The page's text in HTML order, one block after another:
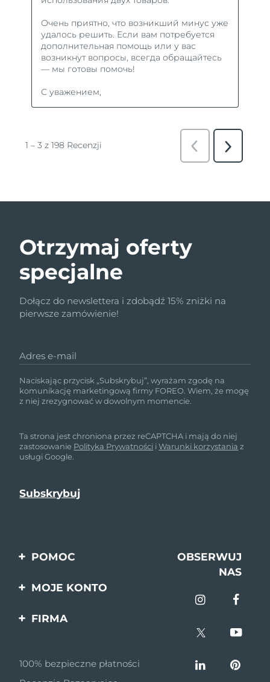
Otrzymaj oferty
specjalne
Dołącz do newslettera i zdobądź 15% zniżki na
pierwsze zamówienie!
Adres e-mail
Naciskając przycisk „Subskrybuj”, wyrażam zgodę na
komunikację marketingową firmy FOREO. Wiem, że mogę
z niej zrezygnować w dowolnym momencie.
Ta strona jest chroniona przez reCAPTCHA i mają do niej
zastosowanie Polityka Prywatności iWarunki korzystania z
usługi Google.
POMOC
Kontakt
OBSERWUJ
NAS
MOJE KONTO
FIRMA
Program partnerski
100% bezpieczne płatności